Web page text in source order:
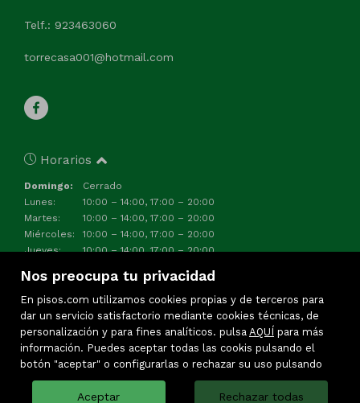
Nos preocupa tu privacidad
En pisos.com utilizamos cookies propias y de terceros para
dar un servicio satisfactorio mediante cookies técnicas, de
personalización y para fines analíticos. pulsa AQUÍ para más
información. Puedes aceptar todas las cookis pulsando el
botón "aceptar" o configurarlas o rechazar su uso pulsando
Aceptar Rechazar todas
Telf.: 923463060
torrecasa001@hotmail.com
Horarios
Domingo:
Cerrado
Lunes:
10:00 – 14:00, 17:00 – 20:00
Martes:
10:00 – 14:00, 17:00 – 20:00
Miércoles:
10:00 – 14:00, 17:00 – 20:00
Jueves:
10:00 – 14:00, 17:00 – 20:00
Sábado:
Cerrado